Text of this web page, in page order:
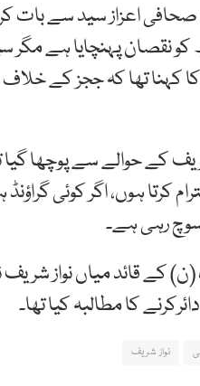
صحافی اعزاز سید سے بات
نقصان پہنچایا ہے
کہنا تھا کہ ججز کے
حوالے سے پوچھا گیا تو
کرتا ہوں، اگر کوئی
سوچ رہی ہے۔
کے قائد میاں نواز
کا مطالبہ کیا تھا۔
نواز شریف